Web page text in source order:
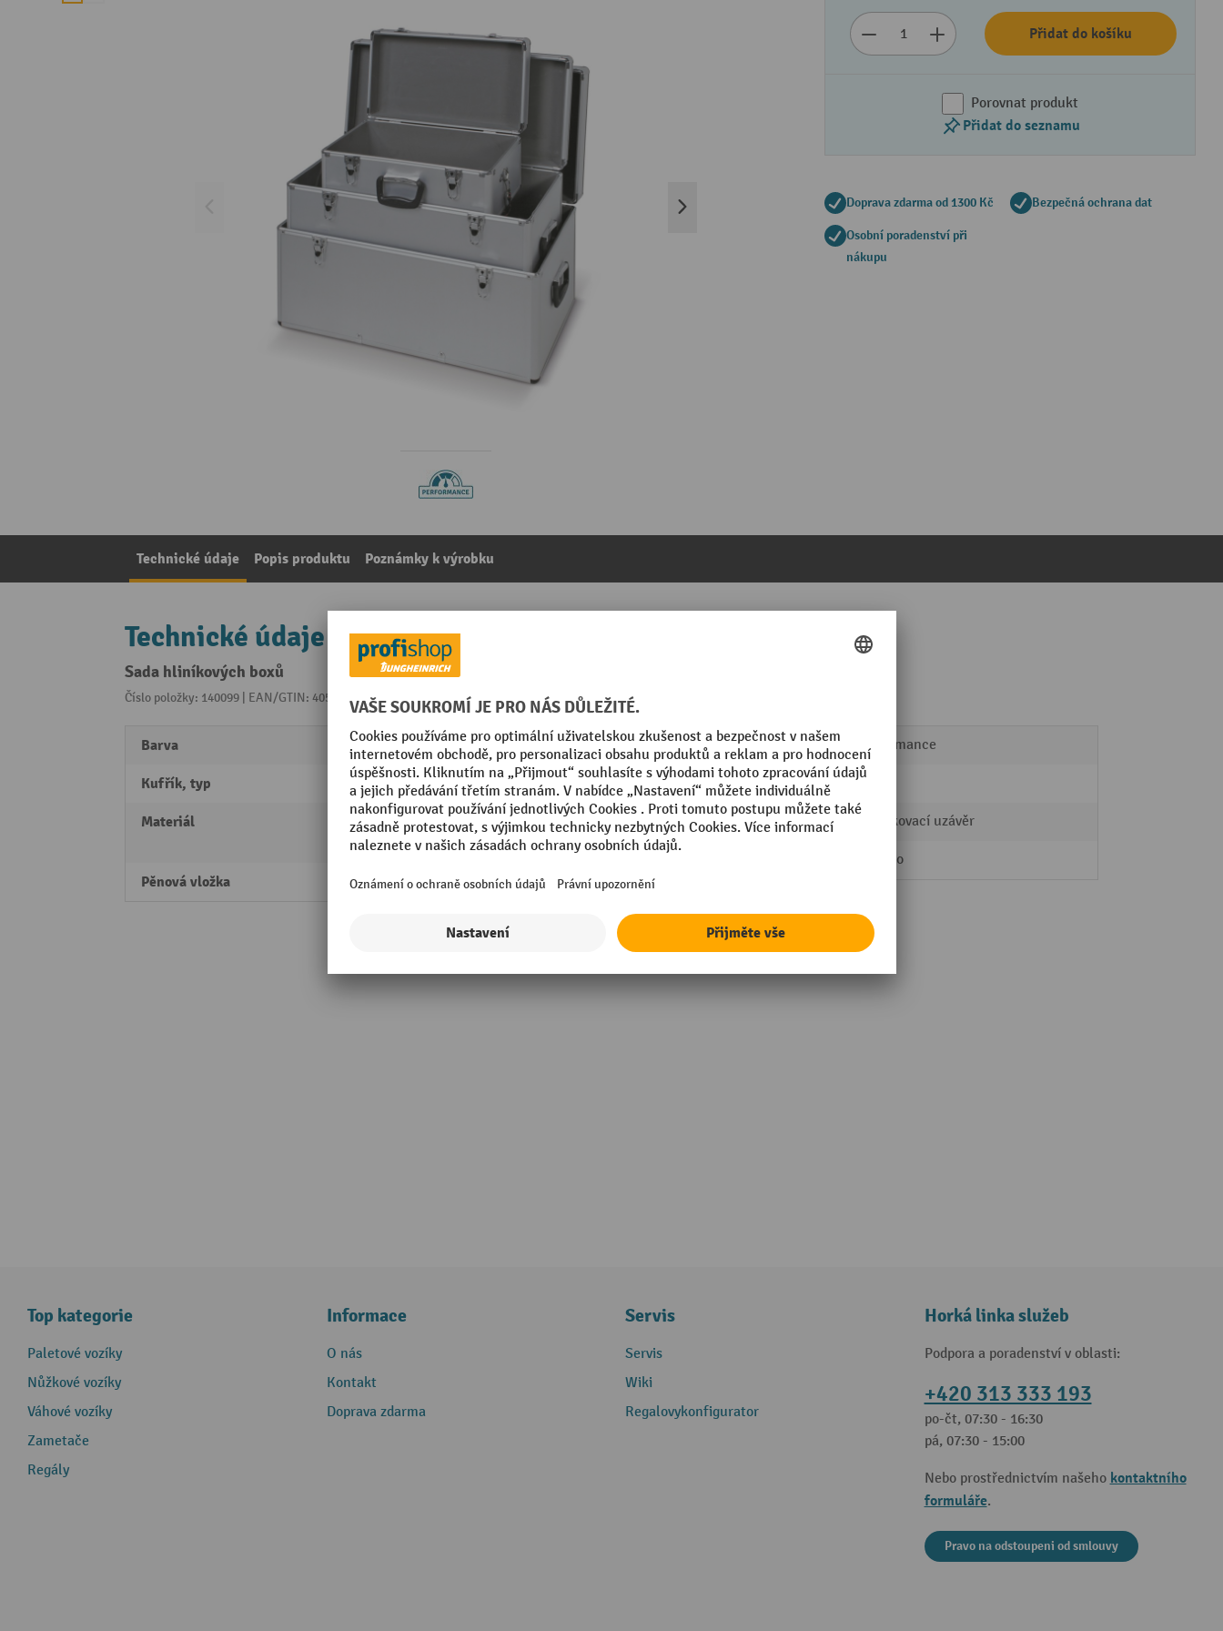
Přidat do košíku
Porovnat produkt
Přidat do seznamu
Doprava zdarma od 1300 Kč Bezpečná ochrana dat
Osobní poradenství při
nákupu
Technické údaje Popis produktu Poznámky k výrobku
Technické údaje
Sada hliníkových boxů
Číslo položky: 140099 | EAN/GTIN: 4052293556241Z kategorie:Hliníkové přepravní bedny
Barva stříbrná
Kufřík, typ transportní boxy
Materiál
Hliník
plast
Pěnová vložka Ano
Segmentu Performance
Stohovatelný ano
Uzávěr, typ zaskakovací uzávěr
Držadlo
Top kategorie
Paletové vozíky
Nůžkové vozíky
Váhové vozíky
Zametače
Regály
Informace
O nás
Kontakt
Doprava zdarma
Servis
Servis
Wiki
Regalovykonfigurator
Horká linka služeb
Podpora a poradenství v oblasti:
+420 313 333 193
po-čt, 07:30 - 16:30
pá, 07:30 - 15:00
Nebo prostřednictvím našeho kontaktního
formuláře.
Pravo na odstoupeni od smlouvy